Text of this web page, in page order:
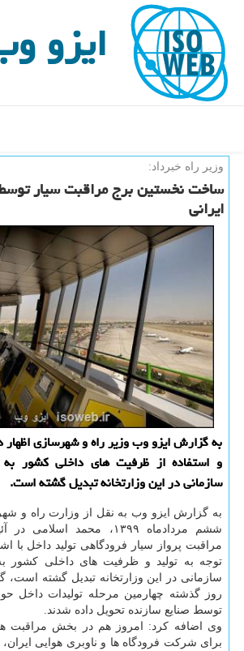
ایزو
وزیر راه خبرداد:
ساخت نخستین برج مراقبت سیار
ایرانی
به گزارش ایزو وب وزیر راه و شهرسازی
و استفاده از ظرفیت های داخلی كشور
سازمانی در این وزارتخانه تبدیل گشته است.
به گزارش ایزو وب به نقل از وزارت راه و
ششم مردادماه ۱۳۹۹، محمد
مراقبت پرواز سیار فرودگاهی تولید داخل با
توجه به تولید و ظرفیت های داخلی کشور
سازمانی در این وزارتخانه تبدیل گشته
روز گذشته چهارمین مرحله تولیدات داخل
توسط صنایع سازنده تحویل داده شدند.
وی اضافه کرد: امروز هم در بخش مراقبت
برای شرکت فرودگاه ها و ناوبری هوایی